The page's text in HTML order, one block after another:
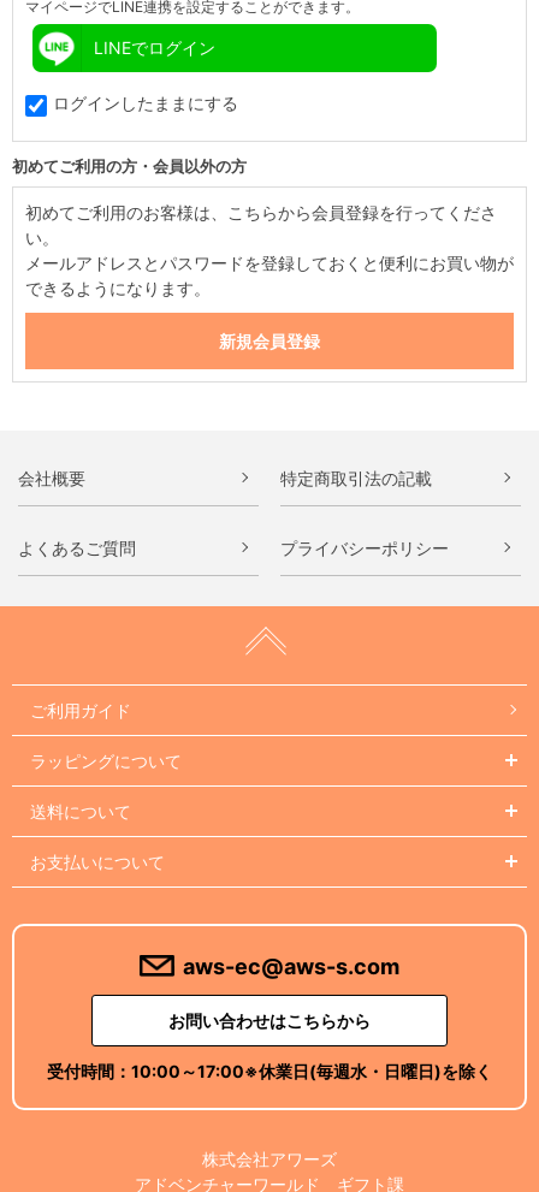
マイページでLINE連携を設定することができます。
LINEでログイン
ログインしたままにする
初めてご利用の方・会員以外の方
初めてご利用のお客様は、こちらから会員登録を行ってくださ
い。
メールアドレスとパスワードを登録しておくと便利にお買い物が
できるようになります。
会社概要 特定商取引法の記載
よくあるご質問 プライバシーポリシー
ご利用ガイド
ラッピングについて
送料について
お支払いについて
aws-ec@aws-s.com
お問い合わせはこちらから
受付時間： 10:00～17:00※休業日(毎週水・日曜日)を除く
株式会社アワーズ
アドベンチャーワールド ギフト課